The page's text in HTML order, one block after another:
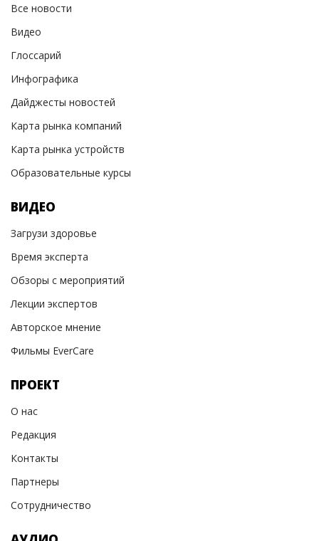
Все новости
Видео
Глоссарий
Инфографика
Дайджесты новостей
Карта рынка компаний
Карта рынка устройств
Образовательные курсы
ВИДЕО
Загрузи здоровье
Время эксперта
Обзоры с мероприятий
Лекции экспертов
Авторское мнение
Фильмы EverCare
ПРОЕКТ
О нас
Редакция
Контакты
Партнеры
Сотрудничество